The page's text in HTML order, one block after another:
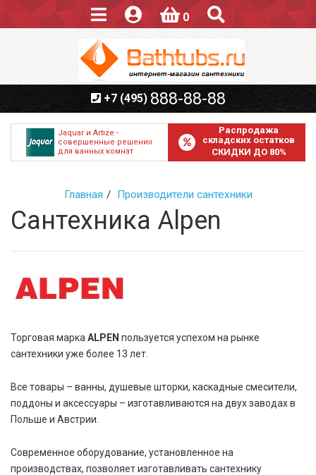
0
+7 (495) 888-88-88
Распродажа
складских остатков
СКИДКИ ДО 80%
Jaquar и Artize -
совершенные решения
для ванных комнат
Главная Производители сантехники
Сантехника Alpen
Торговая марка ALPEN пользуется успехом на рынке
сантехники уже более 13 лет.
Все товары – ванны, душевые шторки, каскадные смесители,
поддоны и аксессуары – изготавливаются на двух заводах в
Польше и Австрии.
Современное оборудование, установленное на
производствах, позволяет изготавливать сантехнику